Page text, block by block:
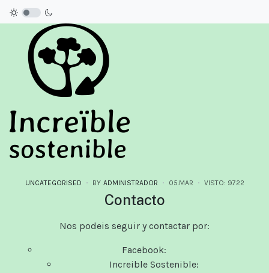
UNCATEGORISED BY ADMINISTRADOR 05.MAR VISTO: 9722
Contacto
Nos podeis seguir y contactar por:
Facebook:
Increible Sostenible: